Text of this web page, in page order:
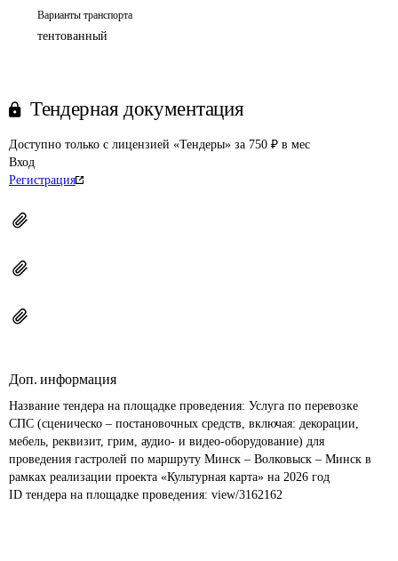
Варианты транспорта
тентованный
Тендерная документация
Доступно только с лицензией «Тендеры» за 750 ₽ в мес
Вход
Регистрация
Доп. информация
Название тендера на площадке проведения: Услуга по перевозке
СПС (сценическо – постановочных средств, включая: декорации,
мебель, реквизит, грим, аудио- и видео-оборудование) для
проведения гастролей по маршруту Минск – Волковыск – Минск в
рамках реализации проекта «Культурная карта» на 2026 год
ID тендера на площадке проведения: view/3162162